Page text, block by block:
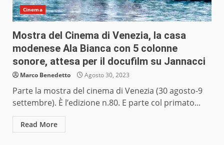
Cinema
Mostra del Cinema di Venezia, la casa
modenese Ala Bianca con 5 colonne
sonore, attesa per il docufilm su Jannacci
Marco Benedetto Agosto 30, 2023
Parte la mostra del cinema di Venezia (30 agosto-9
settembre). È l’edizione n.80. E parte col primato...
Read More